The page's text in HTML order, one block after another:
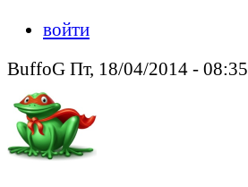
войти
BuffoG Пт, 18/04/2014 - 08:35